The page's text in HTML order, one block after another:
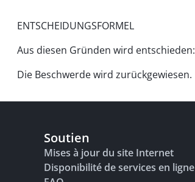
ENTSCHEIDUNGSFORMEL
Aus diesen Gründen wird entschieden:
Die Beschwerde wird zurückgewiesen.
Soutien
Mises à jour du site Internet
Disponibilité de services en ligne